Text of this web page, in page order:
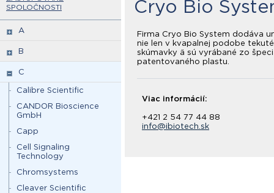
SPOLOČNOSTI
A
B
C
Calibre Scientific
CANDOR Bioscience
GmbH
Capp
Cell Signaling
Technology
Chromsystems
Cleaver Scientific
Cryo Bio
Firma Cryo Bio System dodáva
nie len v kvapalnej podobe
skúmavky ä sú vyrábané zo
patentovaného plastu.
Viac informácií:
+421 2 54 77 44 88
info@ibiotech.sk